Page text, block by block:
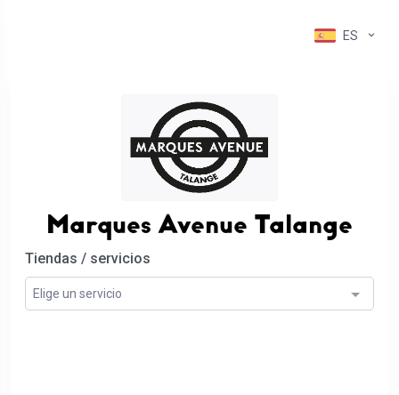
ES
Marques Avenue Talange
Tiendas / servicios
Elige un servicio